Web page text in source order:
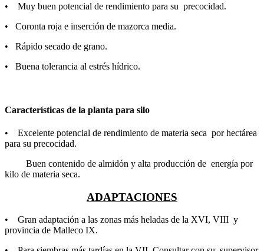
• Muy buen potencial de rendimiento para su precocidad.
• Coronta roja e inserción de mazorca media.
• Rápido secado de grano.
• Buena tolerancia al estrés hídrico.
Características de la planta para silo
• Excelente potencial de rendimiento de materia seca por hectárea
para su precocidad.
Buen contenido de almidón y alta producción de energía por
kilo de materia seca.
ADAPTACIONES
• Gran adaptación a las zonas más heladas de la XVI, VIII y
provincia de Malleco IX.